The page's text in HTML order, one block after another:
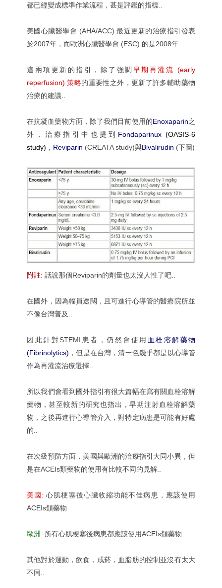
都已經變成標準作業流程，甚是評鑑的指標..
美國心臟醫學會 (AHA/ACC) 最近更新的治療指引發表
於2007年，而歐洲心臟醫學會 (ESC) 的是2008年..
這兩項更新的指引，除了強調 早期再灌流 (early
reperfusion) 策略的重要性之外，更新了許多輔助藥物
治療的建議..
在抗凝血藥物方面，除了我們目前使用的Enoxaparin之
外，治療指引中也提到 Fondaparinux(OASIS-6
study) ， Reviparin (CREATA study)與Bivalirudin (下圖)
附註: 話說那個Reviparin的劑量也太沒人性了吧..
在國外，因為幅員遼闊，且可進行心導管的醫療院所並
不像台灣普及..
因此針對STEMI患者，仍然會使用 血栓溶解藥物
(Fibrinolytics) ，但是在台灣，清一色幾乎都是以心導管
作為再灌流治療選擇..
所以我們會看到國外指引有很大篇幅在寫有關血栓溶解
藥物，甚至較新的研究也指出，早期注射血栓溶解藥
物，之後再進行心導管介入，對特定病患是可能有好處
的..
在次級預防方面，美國與歐洲的治療指引大同小異，但
是在ACEIs類藥物的使用有比較不同的見解..
美國: 心肌梗塞後心臟收縮功能不佳病患，應該使用
ACEIs類藥物
歐洲: 所有心肌梗塞後病患都應該使用ACEIs類藥物
其他對於運動，飲食，戒菸，血脂肪的控制並沒有太大
不同..